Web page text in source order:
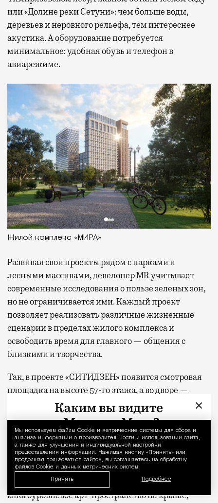
Уведомление
Мы используем файлы Сookie и метрические системы для сбора и
анализа информации о производительности и использовании сайта,
а также для улучшения и индивидуальной настройки
предоставления информации. Нажимая кнопку «Принять» или
продолжая пользоваться сайтом, вы соглашаетесь на обработку
файлов Cookie и данных метрических систем.
Принять Подробнее
или «Долине реки Сетуни»: чем больше воды,
деревьев и неровного рельефа, тем интереснее
акустика. А оборудование потребуется
минимальное: удобная обувь и телефон в
авиарежиме.
Жилой комплекс «МИРА»
Развиваясвои проекты рядом с парками и
лесными массивами, девелопер MR учитывает
современные исследования о пользе зеленых зон,
но не ограничивается ими. Каждый проект
позволяет реализовать различные жизненные
сценарии в пределах жилого комплекса и
освободить время для главного — общения с
близкими и творчества.
Так, в проекте «СИТИДЗЕН» появится смотровая
площадка на высоте 57-го этажа, а во дворе —
крытые и открытые пространства для общения и
игровой партер с амфитеатром, где можно
отдыхать на ступеньках многочисленных
лестниц, на пуфах и в сетчатых гамаках. В жилом
комплексе «МИРА» — двухуровневое лобби с
выходом в парк, фитнес-студией и всесезонной
чайной верандой во дворе. В «С5» —
многоуровневое арт-пространство на крыше,
×